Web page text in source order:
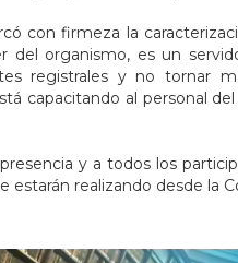
con firmeza la
del organismo, es un
registrales y no tornar
capacitando al personal
y a todos los
estarán realizando desde la